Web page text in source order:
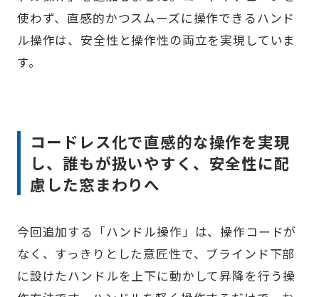
使わず、直感的かつスムーズに操作できるハンド
ル操作は、安全性と操作性の両立を実現していま
す。
コードレス化で直感的な操作を実現
し、誰もが扱いやすく、安全性に配
慮した窓まわりへ
今回追加する「ハンドル操作」は、操作コードが
なく、すっきりとした意匠性で、ブラインド下部
に設けたハンドルを上下に動かして昇降を行う操